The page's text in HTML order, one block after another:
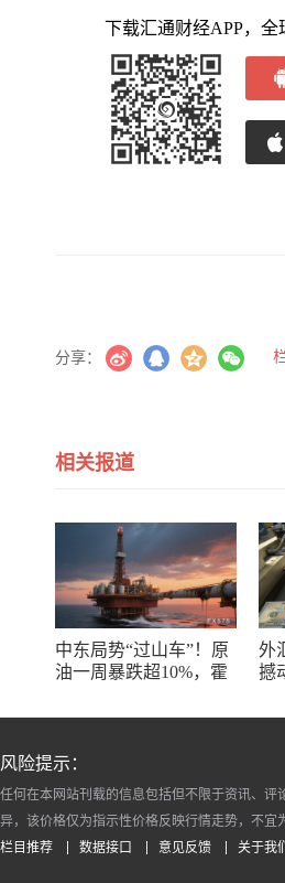
下载汇通财经APP，全
分享：
相关报道
中东局势“过山车”！原
油一周暴跌超10%，霍
变数
外
撼
美
风险提示：
任何在本网站刊载的信息包括但不限于资讯、
异，该价格仅为指示性价格反映行情走势，不
栏目推荐
数据接口 意见反馈 关于我们